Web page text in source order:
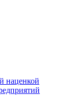
наценкой